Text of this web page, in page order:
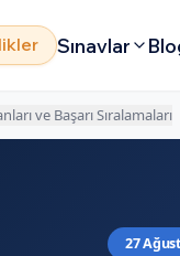
Sınavlar
ve Başarı Sıralamaları
27